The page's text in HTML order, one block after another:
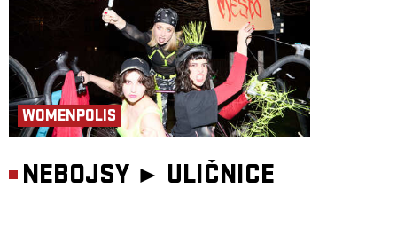
WOMENPOLIS
NEBOJSY ► ULIČNICE